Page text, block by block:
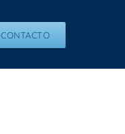
CONTACTO